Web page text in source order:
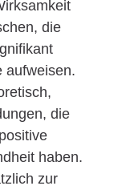
die
aufweisen.
die
haben.
zur